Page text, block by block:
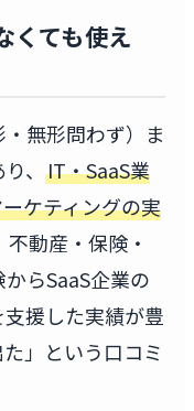
くても使え
無形問わず）ま
、 IT・SaaS業
ケティングの実
不動産・保険・
らSaaS企業の
援した実績が豊
」という口コミ